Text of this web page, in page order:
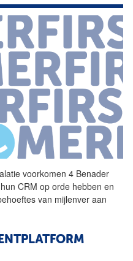
voorkomen 4 Benader
CRM op orde hebben en
van mijlenver aan